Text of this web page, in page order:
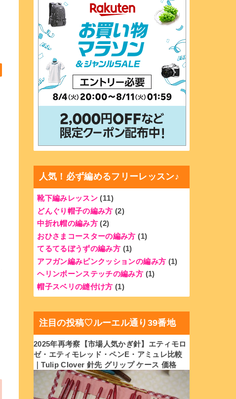
人気！必ず編めるフリーレッスン♪
靴下編みレッスン (11)
どんぐり帽子の編み方 (2)
中折れ帽の編み方 (2)
おひさまコースターの編み方 (1)
てるてるぼうずの編み方 (1)
アフガン編みピンクッションの編み方 (1)
ヘリンボーンステッチの編み方 (1)
帽子スベリの縫付け方 (1)
注目の投稿♡ルーエル通り39番地
2025年再考察【市場人気かぎ針】エティモロ
ゼ・エティモレッド・ペンE・アミュレ比較
｜Tulip Clover 針先 グリップ ケース 価格